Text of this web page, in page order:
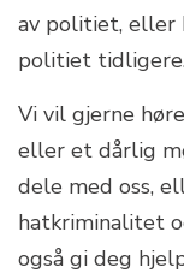
av politiet, eller
politiet
Vi vil gjerne
eller et dårlig
dele med oss,
hatkriminalitet
også gi deg